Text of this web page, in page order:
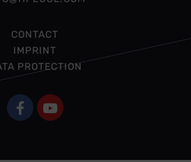
CONTACT
IMPRINT
PROTECTION